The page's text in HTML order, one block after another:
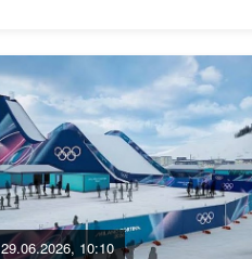
29.06.2026, 10:10